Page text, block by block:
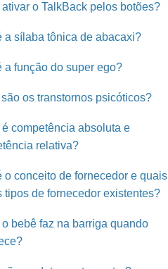
o TalkBack pelos botões?
a sílaba tônica de abacaxi?
a função do super ego?
os transtornos psicóticos?
é competência absoluta e
relativa?
o conceito de fornecedor e quais
tipos de fornecedor existentes?
o bebê faz na barriga quando